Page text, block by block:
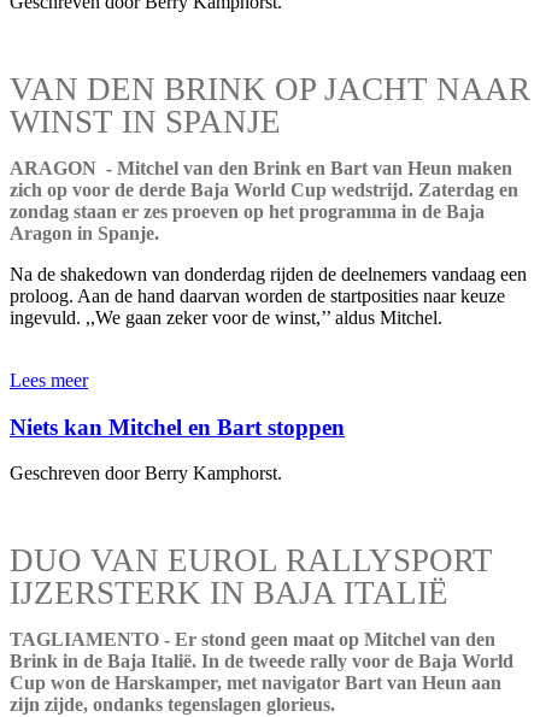
VAN DEN BRINK OP JACHT NAAR
WINST IN SPANJE
ARAGON - Mitchel van den Brink en Bart van Heun maken
zich op voor de derde Baja World Cup wedstrijd. Zaterdag en
zondag staan er zes proeven op het programma in de Baja
Aragon in Spanje.
Na de shakedown van donderdag rijden de deelnemers vandaag een
proloog. Aan de hand daarvan worden de startposities naar keuze
ingevuld. ,,We gaan zeker voor de winst,’’ aldus Mitchel.
Lees meer
Niets kan Mitchel en Bart stoppen
Geschreven door Berry Kamphorst.
DUO VAN EUROL RALLYSPORT
IJZERSTERK IN BAJA ITALIË
TAGLIAMENTO - Er stond geen maat op Mitchel van den
Brink in de Baja Italië. In de tweede rally voor de Baja World
Cup won de Harskamper, met navigator Bart van Heun aan
zijn zijde, ondanks tegenslagen glorieus.